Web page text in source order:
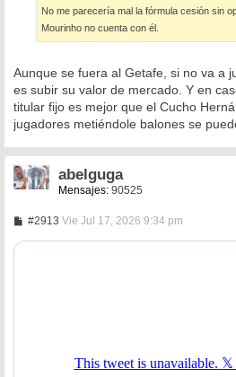
No me parecería mal la fórmula cesión sin
Mourinho no cuenta con él.
Aunque se fuera al Getafe, si no va a
es subir su valor de mercado. Y en
titular fijo es mejor que el Cucho
jugadores metiéndole balones se
abelguga
Mensajes: 90525
#2913M
n
Vie Jul 17, 2026 9:34 pm